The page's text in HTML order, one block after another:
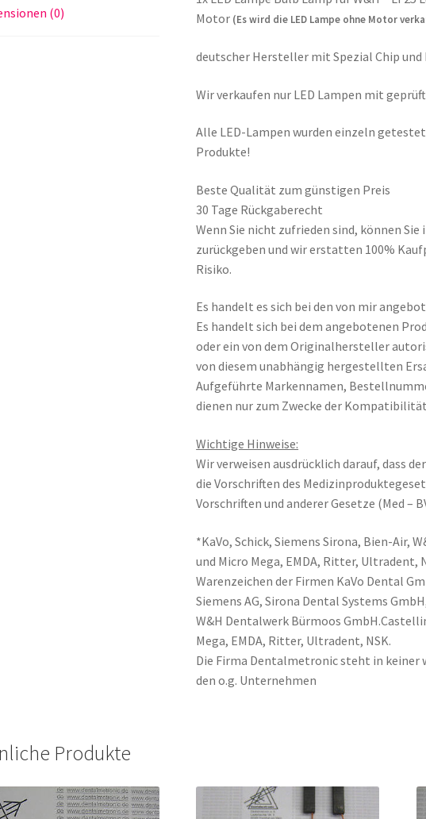
(0)
Motor (Es wird die LED Lampe ohne Motor
deutscher Hersteller mit Spezial Chip
Wir verkaufen nur LED Lampen mit
Alle LED-Lampen wurden einzeln
Produkte!
Beste Qualität zum günstigen Preis
30 Tage Rückgaberecht
Wenn Sie nicht zufrieden sind, können Sie
zurückgeben und wir erstatten 100%
Risiko.
Es handelt es sich bei den von mir
Es handelt sich bei dem angebotenen
oder ein von dem Originalhersteller
von diesem unabhängig hergestellten
Aufgeführte Markennamen,
dienen nur zum Zwecke der
Wichtige Hinweise:
Wir verweisen ausdrücklich darauf, dass
die Vorschriften des
Vorschriften und anderer Gesetze (Med –
*KaVo, Schick, Siemens Sirona, Bien-Air,
und Micro Mega, EMDA, Ritter, Ultradent,
Warenzeichen der Firmen KaVo Dental
Siemens AG, Sirona Dental Systems
W&H Dentalwerk Bürmoos
Mega, EMDA, Ritter, Ultradent, NSK.
Die Firma Dentalmetronic steht in
den o.g. Unternehmen
Produkte